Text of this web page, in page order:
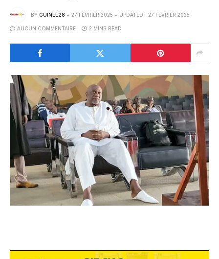
BY GUINEE28 27 FÉVRIER 2025 UPDATED: 27 FÉVRIER 2025
AUCUN COMMENTAIRE 2 MINS READ